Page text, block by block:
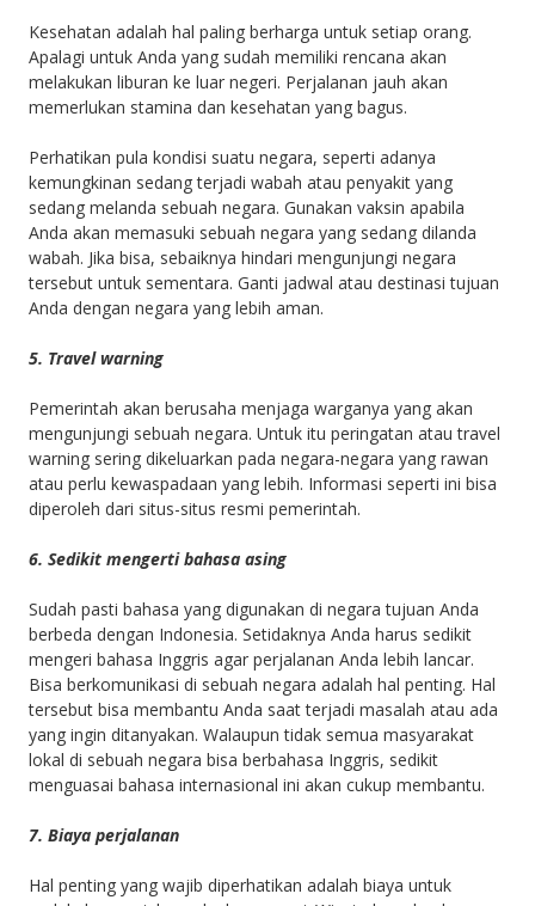
Kesehatan adalah hal paling berharga untuk setiap orang.
Apalagi untuk Anda yang sudah memiliki rencana akan
melakukan liburan ke luar negeri. Perjalanan jauh akan
memerlukan stamina dan kesehatan yang bagus.
Perhatikan pula kondisi suatu negara, seperti adanya
kemungkinan sedang terjadi wabah atau penyakit yang
sedang melanda sebuah negara. Gunakan vaksin apabila
Anda akan memasuki sebuah negara yang sedang dilanda
wabah. Jika bisa, sebaiknya hindari mengunjungi negara
tersebut untuk sementara. Ganti jadwal atau destinasi tujuan
Anda dengan negara yang lebih aman.
5. Travel warning
Pemerintah akan berusaha menjaga warganya yang akan
mengunjungi sebuah negara. Untuk itu peringatan atau travel
warning sering dikeluarkan pada negara-negara yang rawan
atau perlu kewaspadaan yang lebih. Informasi seperti ini bisa
diperoleh dari situs-situs resmi pemerintah.
6. Sedikit mengerti bahasa asing
Sudah pasti bahasa yang digunakan di negara tujuan Anda
berbeda dengan Indonesia. Setidaknya Anda harus sedikit
mengeri bahasa Inggris agar perjalanan Anda lebih lancar.
Bisa berkomunikasi di sebuah negara adalah hal penting. Hal
tersebut bisa membantu Anda saat terjadi masalah atau ada
yang ingin ditanyakan. Walaupun tidak semua masyarakat
lokal di sebuah negara bisa berbahasa Inggris, sedikit
menguasai bahasa internasional ini akan cukup membantu.
7. Biaya perjalanan
Hal penting yang wajib diperhatikan adalah biaya untuk